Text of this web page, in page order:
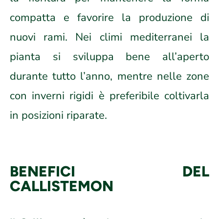
compatta e favorire la produzione di
nuovi rami. Nei climi mediterranei la
pianta si sviluppa bene all’aperto
durante tutto l’anno, mentre nelle zone
con inverni rigidi è preferibile coltivarla
in posizioni riparate.
BENEFICI DEL
CALLISTEMON